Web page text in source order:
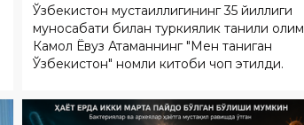
Ўзбекистон мустақиллигининг 35 йиллиги
муносабати билан туркиялик таниқли олим
Камол Ёвуз Атаманнинг "Мен таниган
Ўзбекистон" номли китоби чоп этилди.